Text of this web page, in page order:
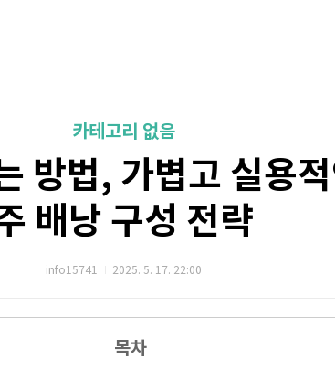
카테고리 없음
방법, 가볍고 실용
배낭 구성 전략
info15741 2025. 5. 17. 22:00
목차